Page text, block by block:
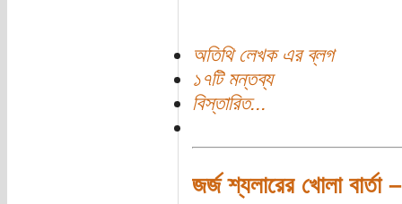
অতিথি লেখক এর ব্লগ
১৭টি মন্তব্য
বিস্তারিত...
জর্জ শ্যলারের খোলা বার্তা